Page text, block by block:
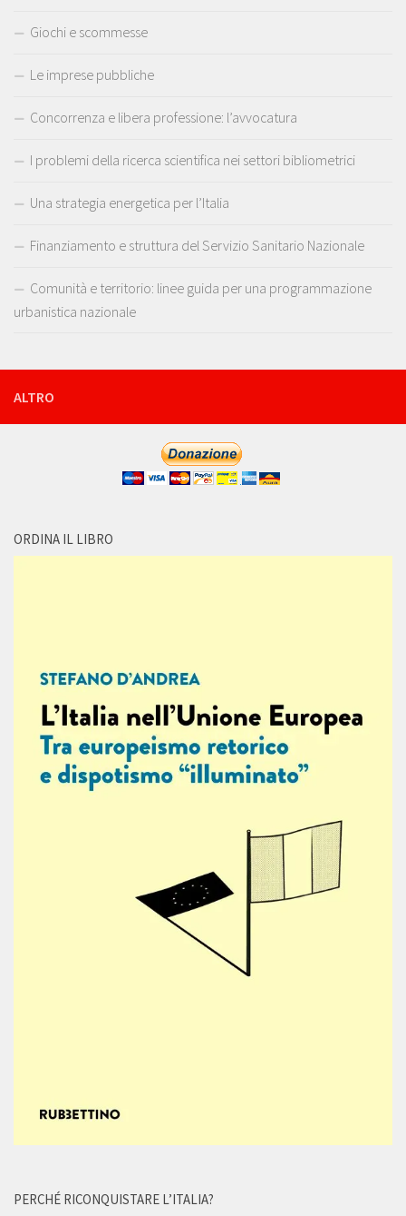
Giochi e scommesse
Le imprese pubbliche
Concorrenza e libera professione: l’avvocatura
I problemi della ricerca scientifica nei settori bibliometrici
Una strategia energetica per l’Italia
Finanziamento e struttura del Servizio Sanitario Nazionale
Comunità e territorio: linee guida per una programmazione
urbanistica nazionale
ALTRO
ORDINA IL LIBRO
PERCHÉ RICONQUISTARE L’ITALIA?